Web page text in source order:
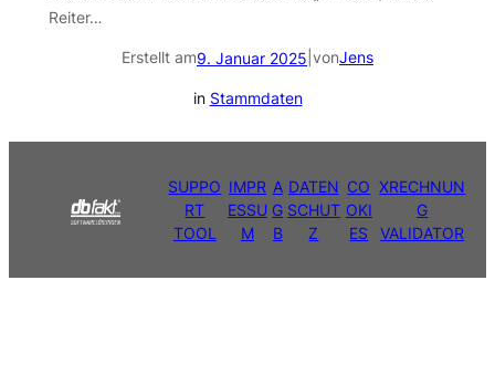
Reiter…
Erstellt am9. Januar 2025 vonJens
in Stammdaten
SUPPO
RT
TOOL
IMPR
ESSU
M
A
G
B
DATEN
SCHUT
Z
CO
OKI
ES
XRECHNUN
G
VALIDATOR